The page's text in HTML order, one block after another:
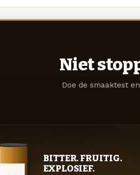
Niet
Doe de smaaktest
BITTER. FRUITIG.
EXPLOSIEF.